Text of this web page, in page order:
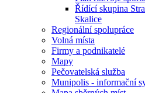
Řídící skupina
Skalice
Regionální spolupráce
Volná místa
Firmy a podnikatelé
Mapy
Pečovatelská služba
Munipolis - informační